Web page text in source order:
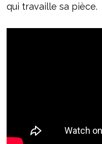
qui travaille sa pièce.